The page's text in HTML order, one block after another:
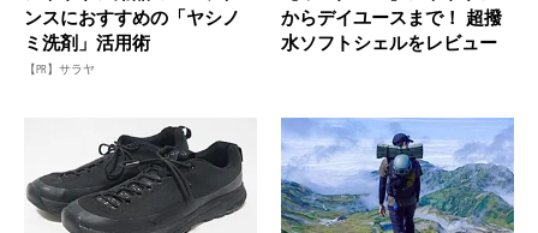
ンスにおすすめの「ヤシノ
ミ洗剤」活用術
【PR】サラヤ
からデイユースまで！ 超撥
水ソフトシェルをレビュー